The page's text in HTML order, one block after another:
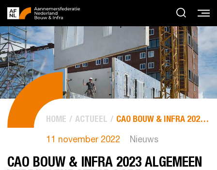
HOME ACTUEEL CAO BOUW & INFRA 2023 ALGEMEEN VERBINDEND VERKLAARD
11 november 2022 Nieuws
CAO BOUW & INFRA 2023 ALGEMEEN